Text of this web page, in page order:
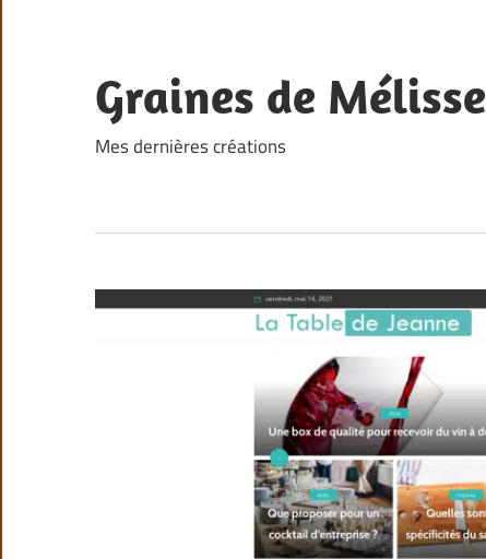
content
Graines de Mélisse
Mes dernières créations